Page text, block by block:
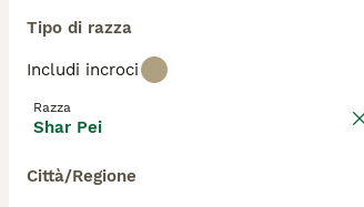
Tipo di razza
Includi incroci
Razza
Shar Pei
Città/Regione